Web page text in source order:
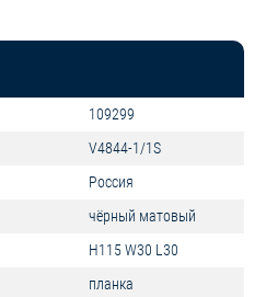
109299
V4844-1/1S
Россия
чёрный матовый
H115 W30 L30
планка